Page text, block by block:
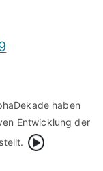
haben
Entwicklung der
{Play}